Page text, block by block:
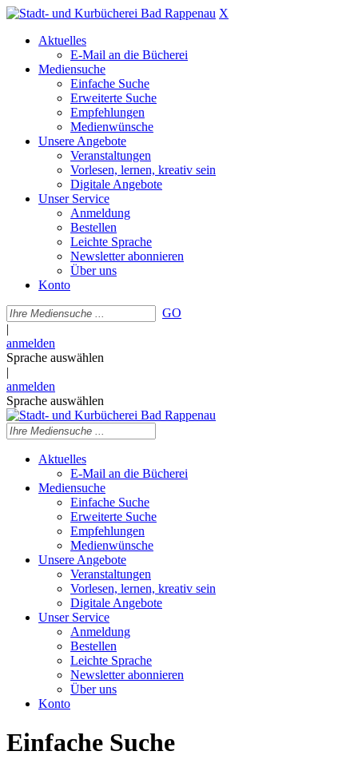
X
Aktuelles
E-Mail an die Bücherei
Mediensuche
Einfache Suche
Erweiterte Suche
Empfehlungen
Medienwünsche
Unsere Angebote
Veranstaltungen
Vorlesen, lernen, kreativ sein
Digitale Angebote
Unser Service
Anmeldung
Bestellen
Leichte Sprache
Newsletter abonnieren
Über uns
Konto
GO
|
anmelden
Sprache auswählen
|
anmelden
Sprache auswählen
Aktuelles
E-Mail an die Bücherei
Mediensuche
Einfache Suche
Erweiterte Suche
Empfehlungen
Medienwünsche
Unsere Angebote
Veranstaltungen
Vorlesen, lernen, kreativ sein
Digitale Angebote
Unser Service
Anmeldung
Bestellen
Leichte Sprache
Newsletter abonnieren
Über uns
Konto
Einfache Suche